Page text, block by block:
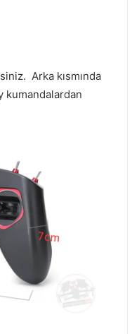
Arka kısmında
kumandalardan